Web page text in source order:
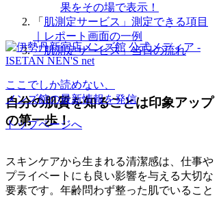
果をその場で表示！
「 肌測定サービス」測定できる項目
｜レポート画面の一例
「肌測定サービス」当日の流れ
自分の肌質を知ることは印象アップ
の第一歩！
スキンケアから生まれる清潔感は、仕事や
プライベートにも良い影響を与える大切な
要素です。年齢問わず整った肌でいること
ここでしか読めない、
メンズ館の最新情報を発信
トップページへ